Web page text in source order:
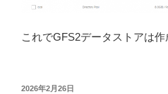
これでGFS2データストアは作
投
2026年2月26日